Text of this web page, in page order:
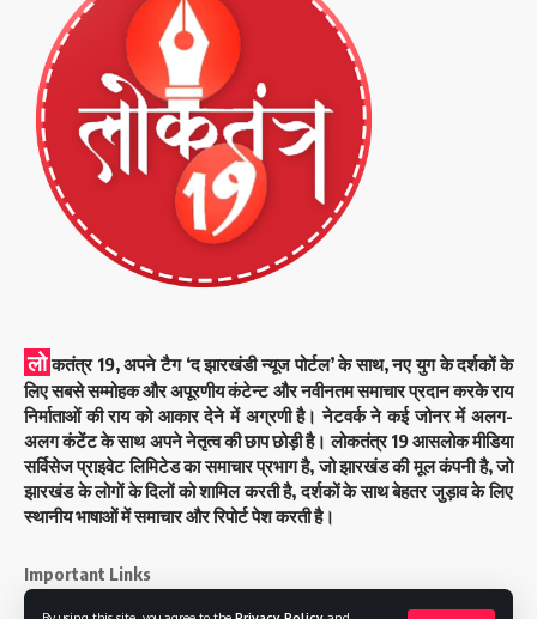
लो कतंत्र 19, अपने टैग ‘द झारखंडी न्यूज पोर्टल’ के साथ, नए युग के दर्शकों के
लिए सबसे सम्मोहक और अपूरणीय कंटेन्ट और नवीनतम समाचार प्रदान करके राय
निर्माताओं की राय को आकार देने में अग्रणी है। नेटवर्क ने कई जोनर में अलग-
अलग कंटेंट के साथ अपने नेतृत्व की छाप छोड़ी है। लोकतंत्र 19 आसलोक मीडिया
सर्विसेज प्राइवेट लिमिटेड का समाचार प्रभाग है, जो झारखंड की मूल कंपनी है, जो
झारखंड के लोगों के दिलों को शामिल करती है, दर्शकों के साथ बेहतर जुड़ाव के लिए
स्थानीय भाषाओं में समाचार और रिपोर्ट पेश करती है।
Important Links